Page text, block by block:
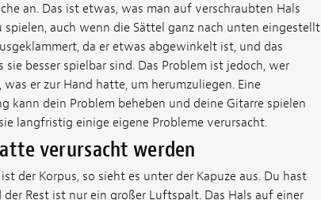
an. Das ist etwas, was man auf verschraubten Hals
auch wenn die Sättel ganz nach unten eingestellt
da er etwas abgewinkelt ist, und das
besser spielbar sind. Das Problem ist jedoch, wer
er zur Hand hatte, um herumzuliegen. Eine
kann dein Problem beheben und deine Gitarre spielen
langfristig einige eigene Probleme verursacht.
verursacht werden
der Korpus, so sieht es unter der Kapuze aus. Du hast
Rest ist nur ein großer Luftspalt. Das Hals auf einer